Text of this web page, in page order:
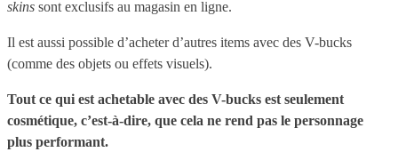
skins sont exclusifs au magasin en ligne.
Il est aussi possible d’acheter d’autres items avec des V-bucks
(comme des objets ou effets visuels).
Tout ce qui est achetable avec des V-bucks est seulement
cosmétique, c’est-à-dire, que cela ne rend pas le personnage
plus performant.